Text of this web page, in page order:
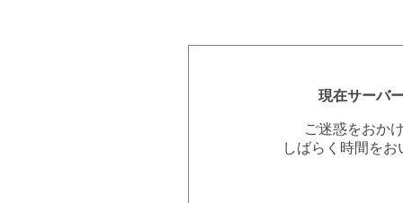
現在サーバ
ご迷惑をおか
しばらく時間を